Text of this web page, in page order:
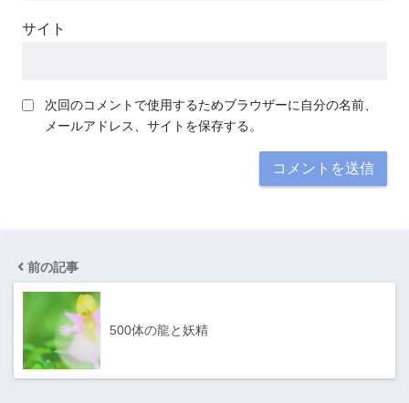
サイト
次回のコメントで使用するためブラウザーに自分の名前、
メールアドレス、サイトを保存する。
前の記事
500体の龍と妖精